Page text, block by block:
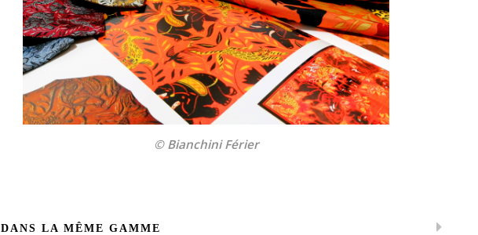
© Bianchini Férier
DANS LA MÊME GAMME